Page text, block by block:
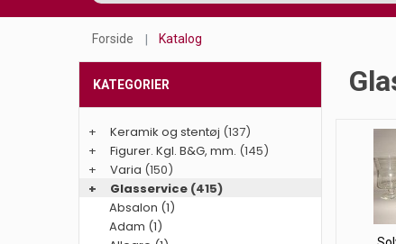
Forside Katalog
KATEGORIER
+ Keramik og stentøj (137)
+
Figurer. Kgl. B&G, mm. (145)
+
Varia (150)
+
Glasservice (415)
Absalon (1)
Adam (1)